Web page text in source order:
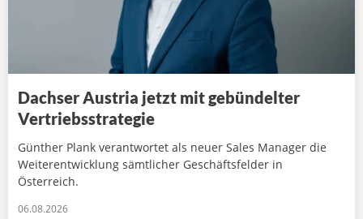
Dachser Austria jetzt mit gebündelter
Vertriebsstrategie
Günther Plank verantwortet als neuer Sales Manager die
Weiterentwicklung sämtlicher Geschäftsfelder in
Österreich.
06.08.2026